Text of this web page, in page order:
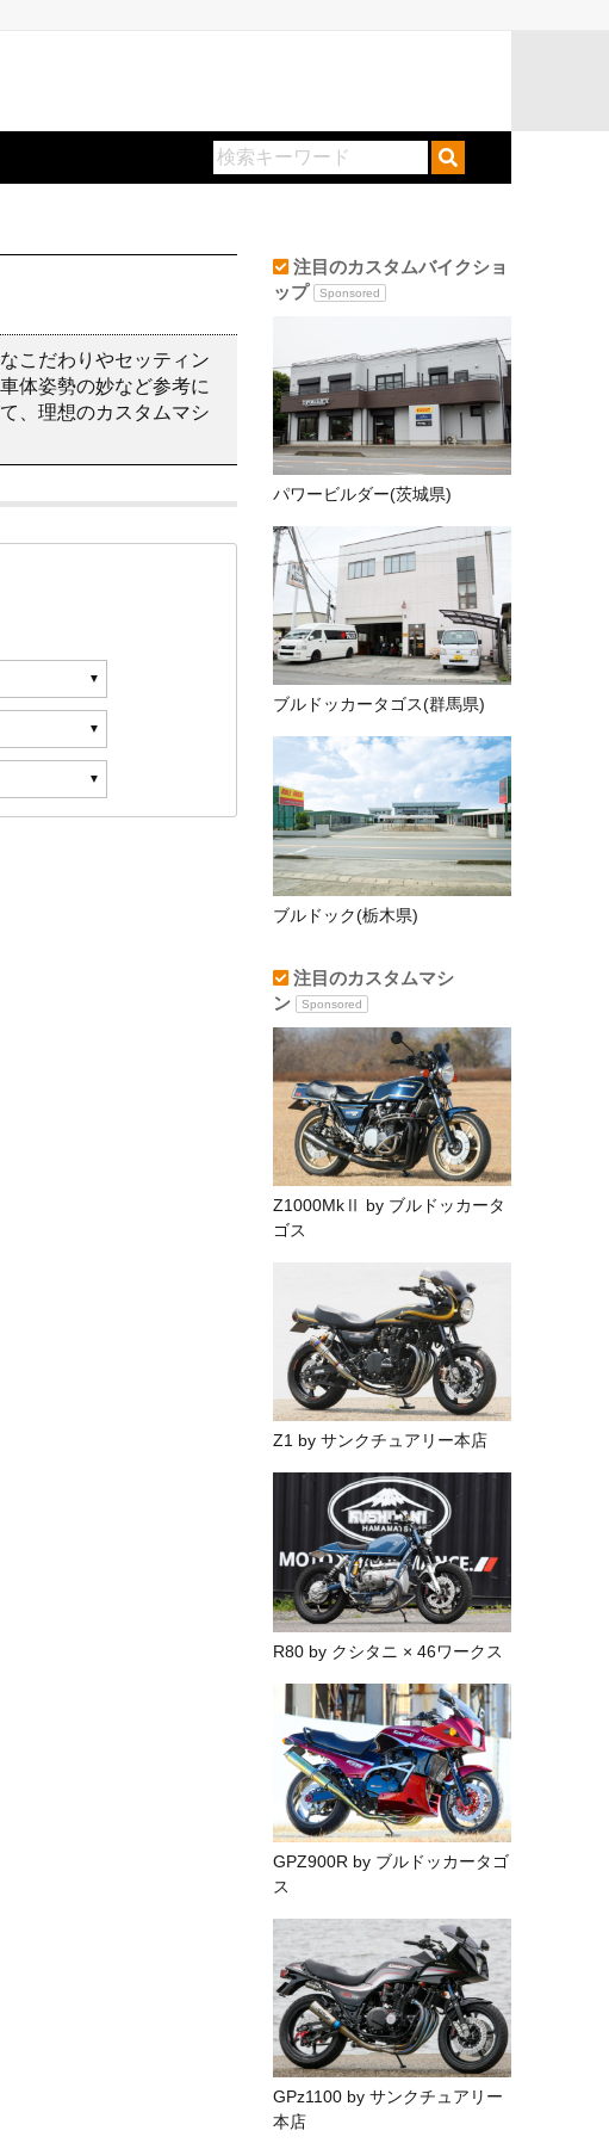
こだわりやセッティン
体姿勢の妙など参考に
、理想のカスタムマシ
注目のカスタムバイクショ
ップ
Sponsored
パワービルダー(茨城県)
ブルドッカータゴス(群馬県)
ブルドック(栃木県)
注目のカスタムマシ
ン
Sponsored
Z1000MkⅡ by ブルドッカータ
ゴス
Z1 by サンクチュアリー本店
R80 by クシタニ × 46ワークス
GPZ900R by ブルドッカータゴ
ス
GPz1100 by サンクチュアリー
本店